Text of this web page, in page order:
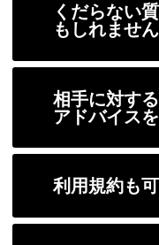
くだらない
もしれませ
相手に対す
アドバイス
利用規約も